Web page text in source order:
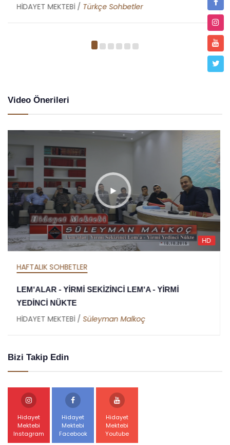
HİDAYET MEKTEBİ / Metin Duymaz
Video Önerileri
HAFTALIK SOHBETLER
MEKTUBAT - YİRMİ DOKUZUNCU MEKTUP -
RAMAZAN RİSALESİ - ALTINCI NÜKTE
HİDAYET MEKTEBİ /Abdullah Akbaş
Bizi Takip Edin
Hidayet
Mektebi
Instagram
Hidayet
Mektebi
Facebook
Hidayet
Mektebi
Youtube